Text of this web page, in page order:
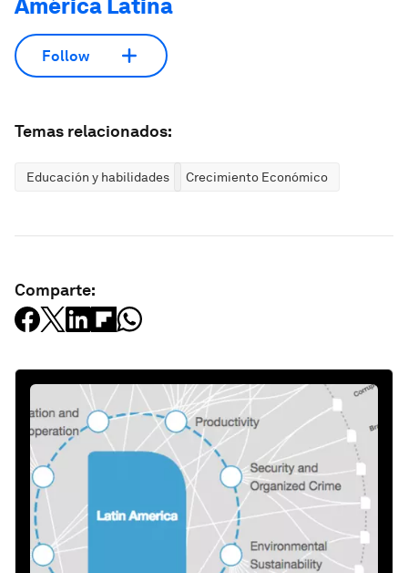
América Latina
Follow
Temas relacionados:
Educación y habilidades Crecimiento Económico
Comparte: